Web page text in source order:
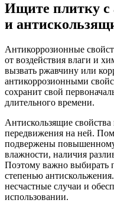
Ищите плитку с
и
Антикоррозионные
от воздействия влаги и
вызвать ржавчину или
антикоррозионными
сохранит свой
длительного времени.
Антискользящие
передвижения на ней.
подвержены повышенному
влажности, наличия
Поэтому важно выбирать
степенью
несчастные случаи и
использовании.